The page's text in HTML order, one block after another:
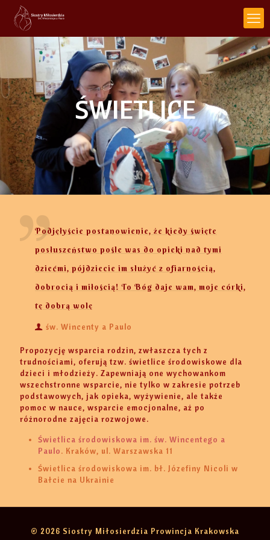
ŚWIETLICE
Podjęłyście postanowienie, że kiedy święte
posłuszeństwo pośle was do opieki nad tymi
dziećmi, pójdziecie im służyć z ofiarnością,
dobrocią i miłością! To Bóg daje wam, moje córki,
tę dobrą wolę
św. Wincenty a Paulo
Propozycję wsparcia rodzin, zwłaszcza tych z
trudnościami, oferują tzw. świetlice środowiskowe dla
dzieci i młodzieży. Zapewniają one wychowankom
wszechstronne wsparcie, nie tylko w zakresie potrzeb
podstawowych, jak opieka, wyżywienie, ale także
pomoc w nauce, wsparcie emocjonalne, aż po
różnorodne zajęcia rozwojowe.
Świetlica środowiskowa im. św. Wincentego a
Paulo. Kraków, ul. Warszawska 11
Świetlica środowiskowa im. bł. Józefiny Nicoli w
Bałcie na Ukrainie
© 2026 Siostry Miłosierdzia Prowincja Krakowska